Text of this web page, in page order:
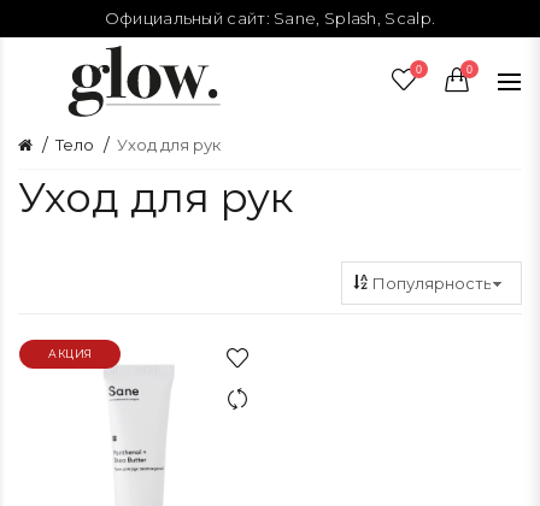
Официальный сайт: Sane Splash Scalp
0 0
Тело Уход для рук
Уход для рук
АКЦИЯ